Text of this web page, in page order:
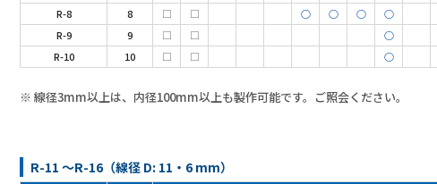
R-8
8 □ □ ○ ○ ○ ○
R-9
9 □ □ ○
R-10
10 □ □ ○
※ 線径3mm以上は、内径100mm以上も製作可能です。ご照会ください。
R-11 ～R-16（線径 D: 11・6 mm）